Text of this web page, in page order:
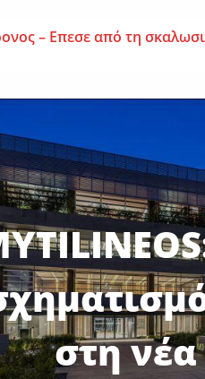
– Επεσε από τη
Ευπραξία
σε ηλικία...
Νεκρός 59χρονος πατέρας
στη